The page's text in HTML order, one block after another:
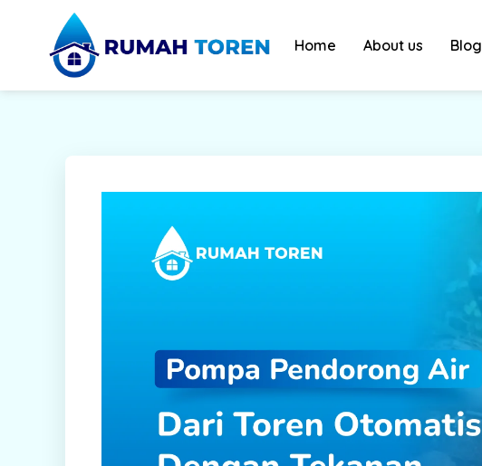
content
Home About us Blog